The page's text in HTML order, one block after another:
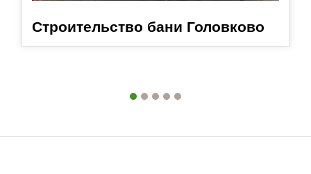
Строительство бани Головково